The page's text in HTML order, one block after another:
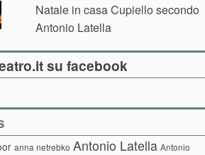
Natale in casa Cupiello secondo
Antonio Latella
su facebook
anna netrebko Antonio Latella Antonio